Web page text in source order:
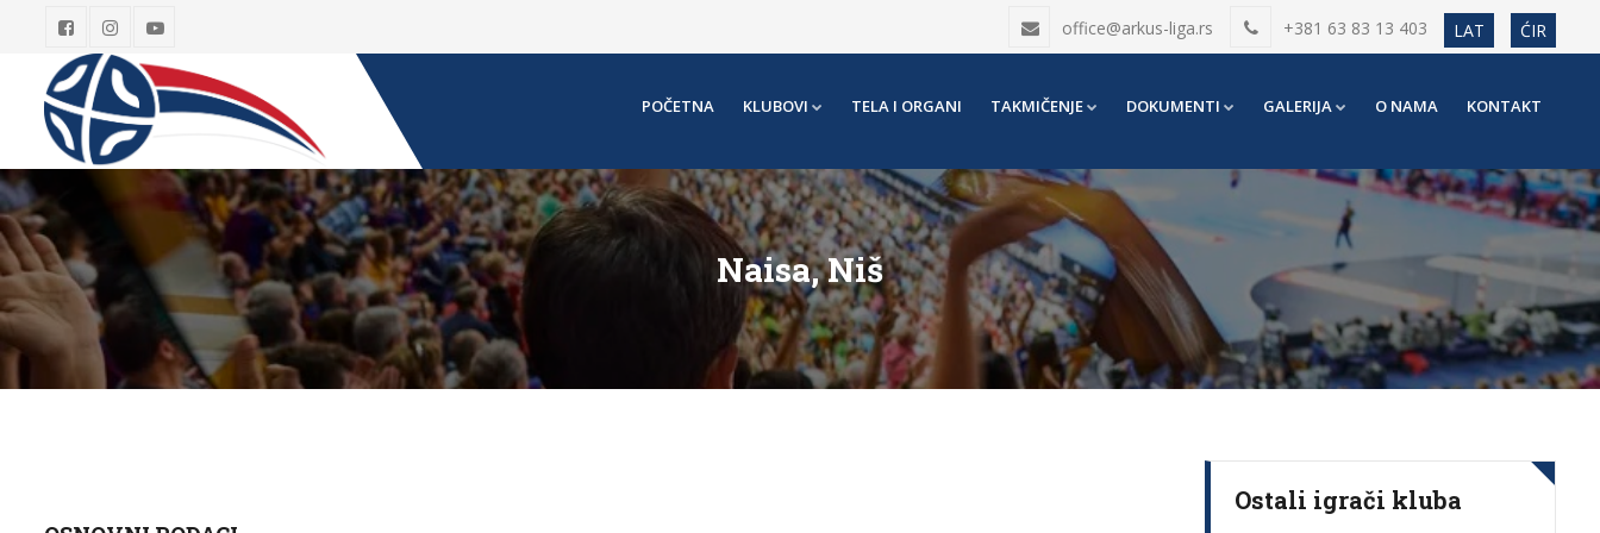
office@arkus-liga.rs +381 63 83 13 403 LAT ĆIR
POČETNA KLUBOVI TELA I ORGANI TAKMIČENJE DOKUMENTI GALERIJA O NAMA KONTAKT
Naisa, Niš
Ostali igrači kluba